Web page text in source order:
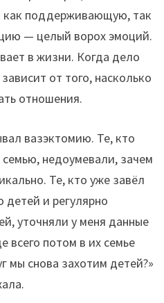
как поддерживающую, так
— целый ворох эмоций.
в жизни. Когда дело
от того, насколько
отношения.
вазэктомию. Те, кто
недоумевали, зачем
Те, кто уже завёл
и регулярно
уточняли у меня данные
всего потом в их семье
мы снова захотим детей?»